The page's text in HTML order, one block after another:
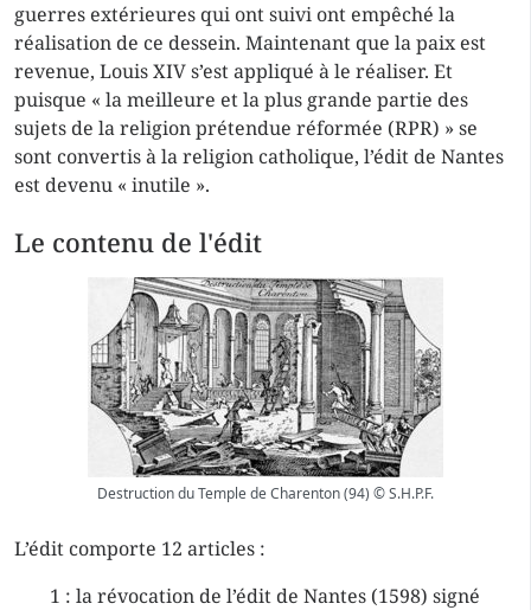
guerres extérieures qui ont suivi ont empêché la
réalisation de ce dessein. Maintenant que la paix est
revenue, Louis XIV s’est appliqué à le réaliser. Et
puisque « la meilleure et la plus grande partie des
sujets de lareligion prétendue réformée (RPR) » se
sont convertis à la religion catholique, l’édit de Nantes
est devenu « inutile ».
Le contenu de l'édit
Destruction du Temple de Charenton (94) © S.H.P.F.
L’édit comporte 12 articles :
1 : la révocation de l’édit de Nantes (1598) signé